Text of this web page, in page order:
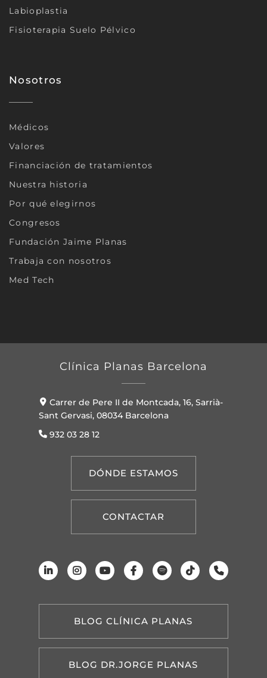
Labioplastia
Fisioterapia Suelo Pélvico
Nosotros
Médicos
Valores
Financiación de tratamientos
Nuestra historia
Por qué elegirnos
Congresos
Fundación Jaime Planas
Trabaja con nosotros
Med Tech
Clínica Planas Barcelona
Carrer de Pere II de Montcada, 16, Sarrià-
Sant Gervasi, 08034 Barcelona
932 03 28 12
DÓNDE ESTAMOS
CONTACTAR
BLOG CLÍNICA PLANAS
BLOG DR.JORGE PLANAS